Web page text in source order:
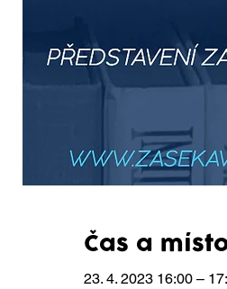
Čas a
23. 4. 2023 16:00 –